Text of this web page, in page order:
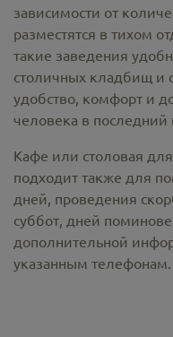
зависимости от
разместятся в тихом
такие заведения
столичных кладбищ и
удобство, комфорт и
человека в последний
Кафе или столовая
подходит также для
дней, проведения
суббот, дней
дополнительной
указанным телефонам.